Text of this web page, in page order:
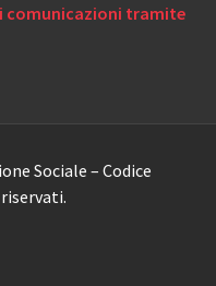
comunicazioni tramite
Sociale – Codice